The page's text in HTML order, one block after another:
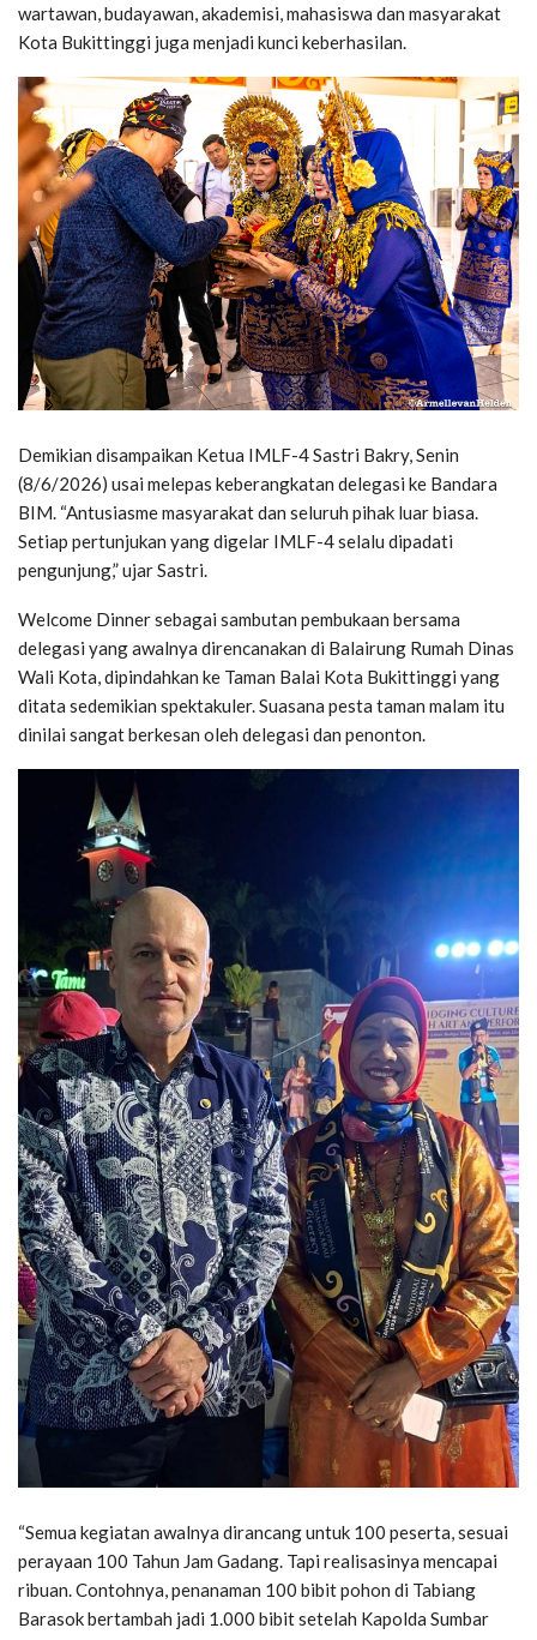
wartawan, budayawan, akademisi, mahasiswa dan masyarakat
Kota Bukittinggi juga menjadi kunci keberhasilan.
Demikian disampaikan Ketua IMLF-4 Sastri Bakry, Senin
(8/6/2026) usai melepas keberangkatan delegasi ke Bandara
BIM. “Antusiasme masyarakat dan seluruh pihak luar biasa.
Setiap pertunjukan yang digelar IMLF-4 selalu dipadati
pengunjung,” ujar Sastri.
Welcome Dinner sebagai sambutan pembukaan bersama
delegasi yang awalnya direncanakan di Balairung Rumah Dinas
Wali Kota, dipindahkan ke Taman Balai Kota Bukittinggi yang
ditata sedemikian spektakuler. Suasana pesta taman malam itu
dinilai sangat berkesan oleh delegasi dan penonton.
“Semua kegiatan awalnya dirancang untuk 100 peserta, sesuai
perayaan 100 Tahun Jam Gadang. Tapi realisasinya mencapai
ribuan. Contohnya, penanaman 100 bibit pohon di Tabiang
Barasok bertambah jadi 1.000 bibit setelah Kapolda Sumbar